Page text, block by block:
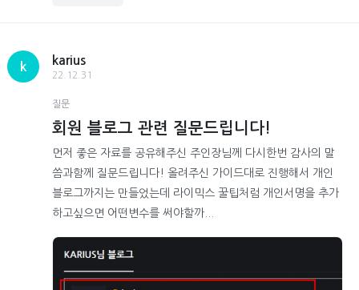
k
karius
22.12.31
질문
회원 블로그 관련 질문드립니다!
먼저 좋은 자료를 공유해주신 주인장님께 다시한번 감사의 말
씀과함께 질문드립니다! 올려주신 가이드대로 진행해서 개인
블로그까지는 만들었는데 라이믹스 꿀팁처럼 개인서명을 추가
하고싶으면 어떤변수를 써야할까...